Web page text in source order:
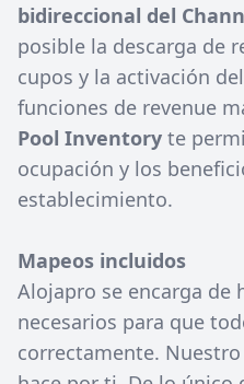
bidireccional del
posible la descarga de
cupos y la activación
funciones de revenue
Pool Inventory te
ocupación y los
establecimiento.
Mapeos incluidos
Alojapro se encarga de
necesarios para que
correctamente.